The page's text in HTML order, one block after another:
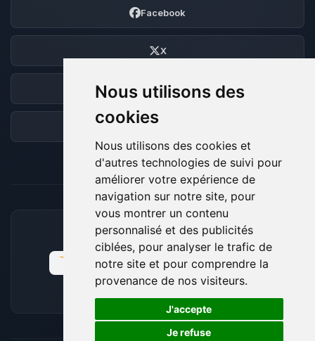
Nous utilisons des
cookies
Nous utilisons des cookies et
d'autres technologies de suivi pour
améliorer votre expérience de
navigation sur notre site, pour
vous montrer un contenu
personnalisé et des publicités
ciblées, pour analyser le trafic de
notre site et pour comprendre la
provenance de nos visiteurs.
J'accepte
Je refuse
Facebook
X
Discord
Forum
MOYENS DE PAIEMENT ACCEPTÉS
🍪